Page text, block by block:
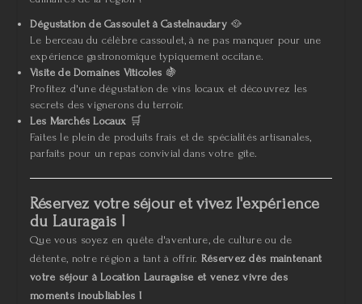
Dégustation de Cassoulet à Castelnaudary🥘
Le berceau du célèbre cassoulet, à ne pas manquer pour une
expérience gastronomique typiquement occitane.
Visite de Domaines Viticoles 🍇
Profitez d'une dégustation de vins locaux et découvrez les
secrets des vignerons du terroir.
Les Marchés Locaux 🛒
Faites le plein de produits frais et de spécialités artisanales,
parfaits pour un repas convivial dans votre gîte.
Réservez votre séjour et vivez l'expérience
du Lauragais !
Que vous soyez en quête d'aventure, de culture ou de
détente, notre région a tant à offrir. Réservez dès maintenant
votre séjour à Location Lauragaise et venez vivre des
moments inoubliables !